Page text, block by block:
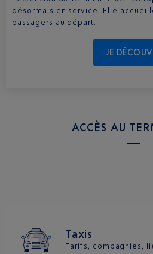
désormais en service. Elle
passagers au départ.
JE
ACCÈS AU
Taxis
Tarifs, compagnies,